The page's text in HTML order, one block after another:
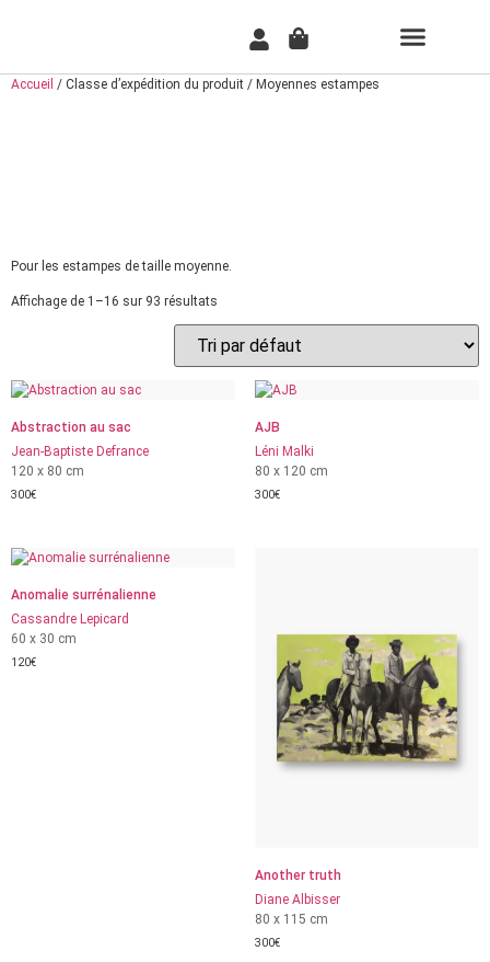
Accueil / Classe d’expédition du produit / Moyennes estampes
Pour les estampes de taille moyenne.
Affichage de 1–16 sur 93 résultats
Abstraction au sac
Jean-Baptiste Defrance
120 x 80 cm
300€
AJB
Léni Malki
80 x 120 cm
300€
Anomalie surrénalienne
Cassandre Lepicard
60 x 30 cm
120€
Another truth
Diane Albisser
80 x 115 cm
300€